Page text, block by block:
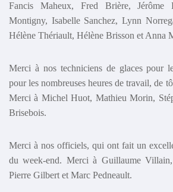
Fancis Maheux, Fred Brière, Jérôme
Montigny, Isabelle Sanchez, Lynn
Hélène Thériault, Hélène Brisson et Anna
Merci à nos techniciens de glaces pour
pour les nombreuses heures de travail, de
Merci à Michel Huot, Mathieu Morin,
Brisebois.
Merci à nos officiels, qui ont fait un
du week-end. Merci à Guillaume
Pierre Gilbert et Marc Pedneault.